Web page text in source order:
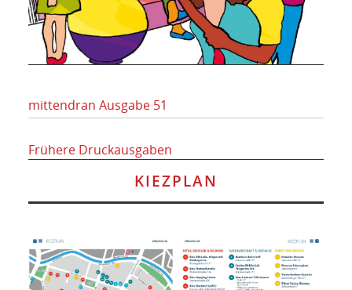
mittendran Ausgabe 51
Frühere Druckausgaben
KIEZPLAN